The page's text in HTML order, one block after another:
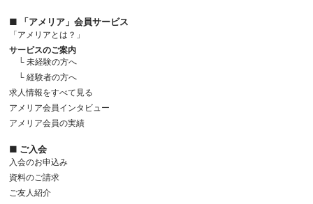
■ 「アメリア」会員サービス
「アメリアとは？」
サービスのご案内
└ 未経験の方へ
└ 経験者の方へ
求人情報をすべて見る
アメリア会員インタビュー
アメリア会員の実績
■ ご入会
入会のお申込み
資料のご請求
ご友人紹介